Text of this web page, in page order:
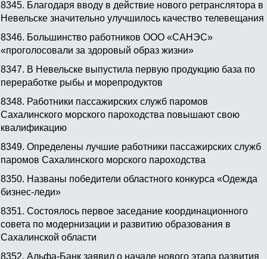
8345. Благодаря вводу в действие нового ретранслятора в
Невельске значительно улучшилось качество телевещания
8346. Большинство работников ООО «САНЭС»
«проголосовали за здоровый образ жизни»
8347. В Невельске выпустила первую продукцию база по
переработке рыбы и морепродуктов
8348. Работники пассажирских служб паромов
Сахалинского морского пароходства повышают свою
квалификацию
8349. Определены лучшие работники пассажирских служб
паромов Сахалинского морского пароходства
8350. Названы победители областного конкурса «Одежда
бизнес-леди»
8351. Состоялось первое заседание координационного
совета по модернизации и развитию образования в
Сахалинской области
8352. Альфа-Банк заявил о начале нового этапа развития